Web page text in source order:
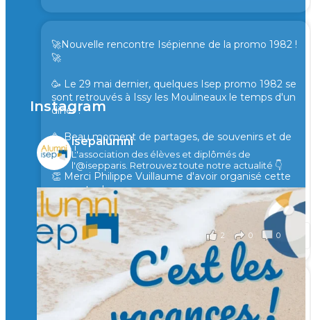
🚀Nouvelle rencontre Isépienne de la promo 1982 !
🚀
🥳 Le 29 mai dernier, quelques Isep promo 1982 se
sont retrouvés à Issy les Moulineaux le temps d'un
diner !
🥳 Beau moment de partages, de souvenirs et de
rires !
👏 Merci Philippe Vuillaume d'avoir organisé cette
rencontre !
il y a 2 mois
2 0 0
Voir sur Facebook · Partager
🙏 Soutenez l’Isep via la taxe d’apprentissage 2026
et contribuons ensemble à former les générations
d’ingénieurs de demain. 🙏
Instagram
isepalumni
L'association des élèves et diplômés de
l'@isepparis. Retrouvez toute notre actualité 👇